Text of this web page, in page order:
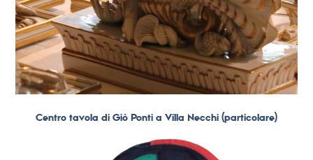
Centro tavola di Giò Ponti a Villa Necchi (particolare)